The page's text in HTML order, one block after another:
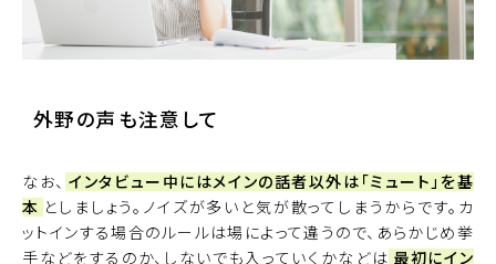
外野の声も注意して
なお、 インタビュー中にはメインの話者以外は「ミュート」を基
本 としましょう。ノイズが多いと気が散ってしまうからです。カ
ットインする場合のルールは場によって違うので、あらかじめ挙
手などをするのか、しないでも入っていくかなどは 最初にイン